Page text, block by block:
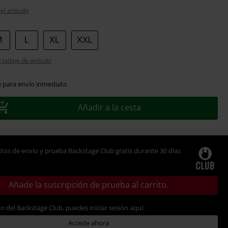
artículo
XL XXL
tallaje de artículo
para envío inmediato
Añadir a la cesta
de envío y prueba Backstage Club gratis durante 30 días
Añade la suscripción de prueba al carrito.
del Backstage Club, puedes iniciar sesión aquí:
Accede ahora